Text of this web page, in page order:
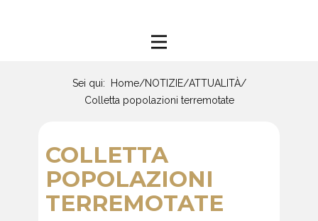
Sei qui: Home/NOTIZIE/ATTUALITÀ/
Colletta popolazioni terremotate
COLLETTA
POPOLAZIONI
TERREMOTATE